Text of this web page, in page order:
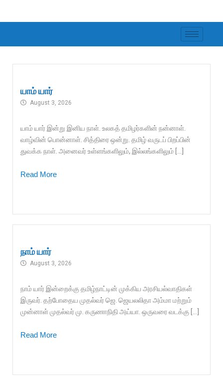
யாம் யார்
August 3, 2026
யாம் யார் இன்று இனிய நாள். உலகத் தமிழர்களின் நன்னாள்.
வாழ்வின் பொன்னாள். சித்திரை ஒன்று. தமிழ் வருடப் பிறப்பின்
துவக்க நாள். அனைவர் உள்ளங்களிலும், இல்லங்களிலும் […]
Read More
நாம் யார்
August 3, 2026
நாம் யார் இன்றைக்கு தமிழ்நாட்டின் முக்கிய அரசியல்வாதிகள்
இருவர். தற்போதைய முதல்வர் ஜெ. ஜெயலலிதா அம்மா மற்றும்
முன்னாள் முதல்வர் மு. கருணாநிதி அய்யா. ஒருவரை வடக்கு […]
Read More